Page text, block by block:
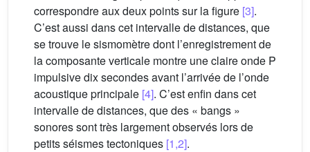
correspondre aux deux points sur la figure [3].
C’est aussi dans cet intervalle de distances, que
se trouve le sismomètre dont l’enregistrement de
la composante verticale montre une claire onde P
impulsive dix secondes avant l’arrivée de l’onde
acoustique principale [4]. C’est enfin dans cet
intervalle de distances, que des « bangs »
sonores sont très largement observés lors de
petits séismes tectoniques [1,2].